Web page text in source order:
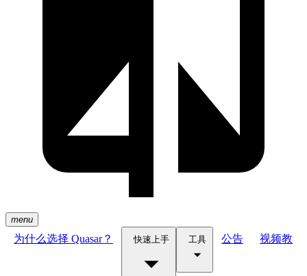
menu
为什么选择 Quasar？ 快速上手 工具 公告 视频教